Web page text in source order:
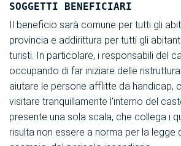
SOGGETTI BENEFICIARI
Il beneficio sarà comune per tutti gli
provincia e addirittura per tutti gli
turisti. In particolare, i responsabili del
occupando di far iniziare delle
aiutare le persone afflitte da handicap,
visitare tranquillamente l'interno del
presente una sola scala, che collega i
risulta non essere a norma per la legge